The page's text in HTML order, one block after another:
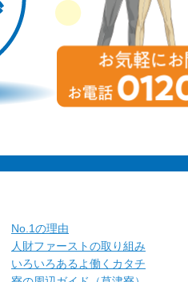
No.1の理由
人財ファーストの取り組み
いろいろあるよ働くカタチ